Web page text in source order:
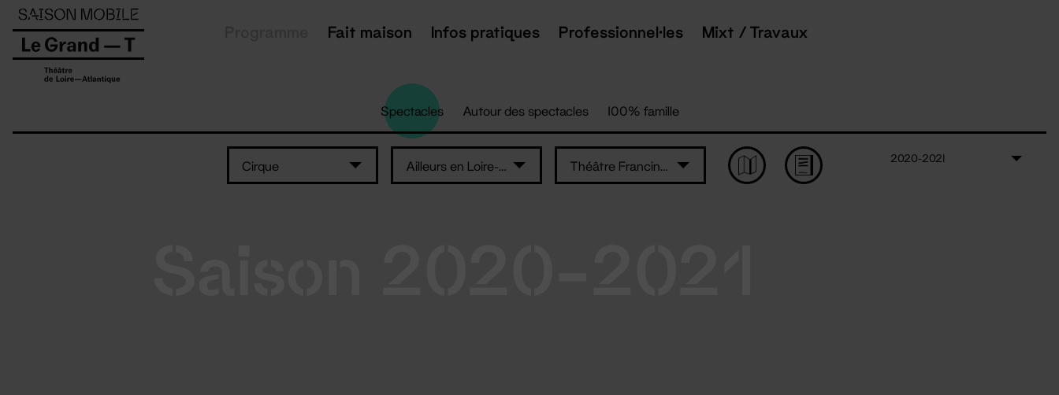
Fait maison Infos pratiques Professionnel·les Mixt / Travaux
Spectacles Autour des spectacles 100% famille
Cirque Ailleurs en Loire-Atlantique Théâtre Francine Vasse
2020-2021
Panneau de gestion des cookies